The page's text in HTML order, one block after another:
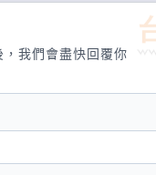
我們會盡快回覆你